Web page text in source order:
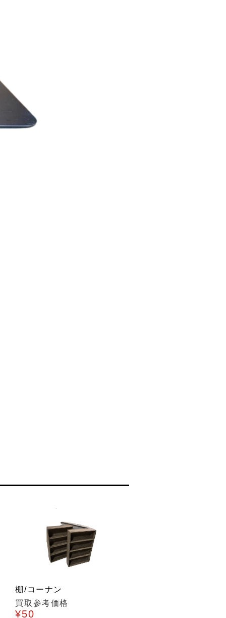
棚/コーナン
買取参考価格
¥50